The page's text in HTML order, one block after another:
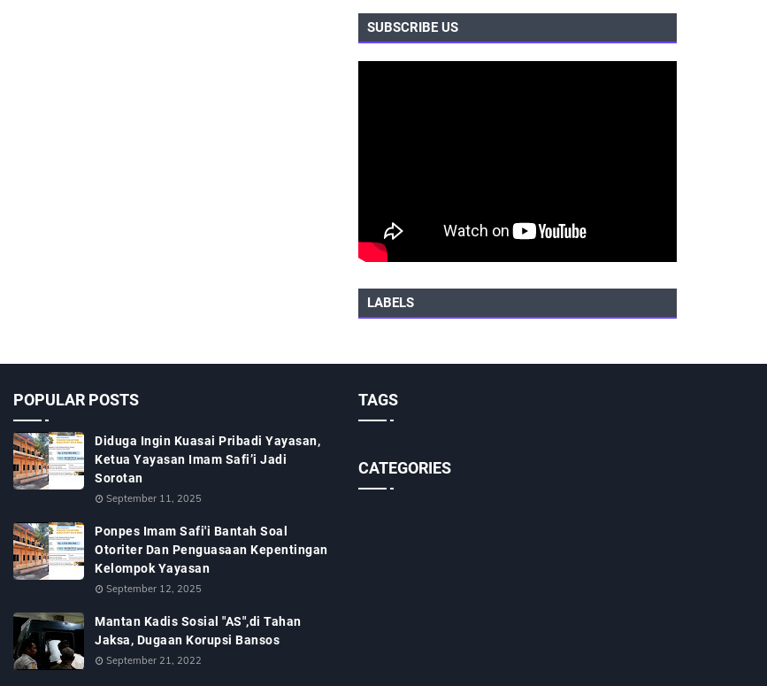
SUBSCRIBE US
LABELS
POPULAR POSTS
Diduga Ingin Kuasai Pribadi Yayasan,
Ketua Yayasan Imam Safi’i Jadi
Sorotan
September 11, 2025
Ponpes Imam Safi'i Bantah Soal
Otoriter Dan Penguasaan Kepentingan
Kelompok Yayasan
September 12, 2025
Mantan Kadis Sosial "AS",di Tahan
Jaksa, Dugaan Korupsi Bansos
September 21, 2022
TAGS
CATEGORIES